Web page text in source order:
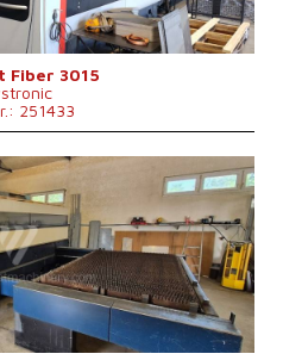
Fiber 3015
251433
2010
3000 mm
1500 mm
20 mm
4000 W
nein
900 kg
H8800 x 6010 x 2400 mm
nein